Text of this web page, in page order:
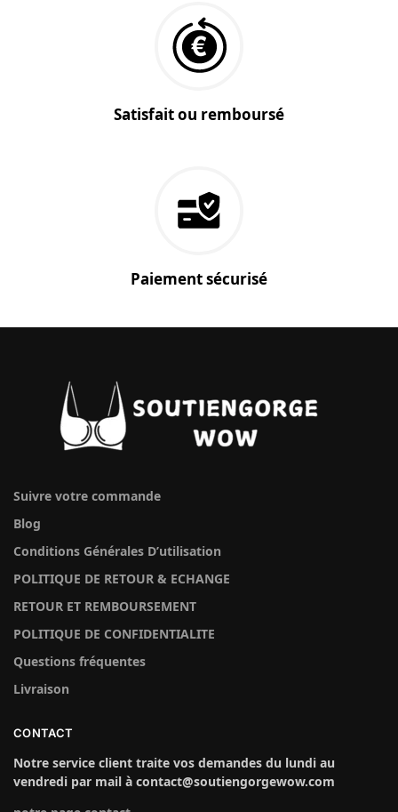
Satisfait ou remboursé
Paiement sécurisé
Suivre votre commande
Blog
Conditions Générales D’utilisation
POLITIQUE DE RETOUR & ECHANGE
RETOUR ET REMBOURSEMENT
POLITIQUE DE CONFIDENTIALITE
Questions fréquentes
Livraison
CONTACT
Notre service client traite vos demandes du lundi au
vendredi par mail à contact@soutiengorgewow.com